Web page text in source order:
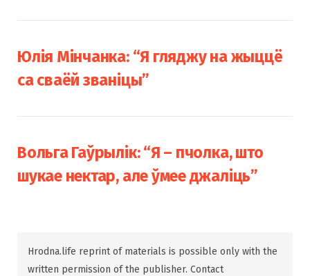
Юлія Мінчанка: “Я гляджу на жыццё
са сваёй званіцы”
Вольга Гаўрылік: “Я – пчолка, што
шукае нектар, але ўмее джаліць”
Hrodna.life reprint of materials is possible only with the
written permission of the publisher. Contact